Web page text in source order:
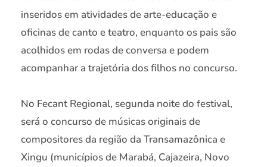
inseridos em atividades de arte-educação e
oficinas de canto e teatro, enquanto os pais são
acolhidos em rodas de conversa e podem
acompanhar a trajetória dos filhos no concurso.
No Fecant Regional, segunda noite do festival,
será o concurso de músicas originais de
compositores da região da Transamazônica e
Xingu (municípios de Marabá, Cajazeira, Novo